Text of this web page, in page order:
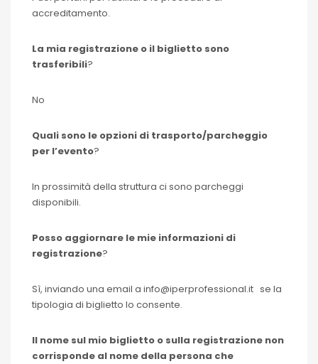
accreditamento.
La mia registrazione o il biglietto sono
trasferibili?
No
Quali sono le opzioni di trasporto/parcheggio
per l’evento?
In prossimità della struttura ci sono parcheggi
disponibili.
Posso aggiornare le mie informazioni di
registrazione?
Sì, inviando una email a info@iperprofessional.it se la
tipologia di biglietto lo consente.
Il nome sul mio biglietto o sulla registrazione non
corrisponde al nome della persona che